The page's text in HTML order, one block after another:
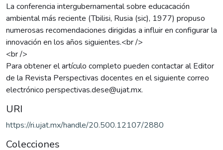
La conferencia intergubernamental sobre educacación
ambiental más reciente (Tbilisi, Rusia (sic), 1977) propuso
numerosas recomendaciones dirigidas a influir en configurar la
innovación en los años siguientes.<br />
<br />
Para obtener el artículo completo pueden contactar al Editor
de la Revista Perspectivas docentes en el siguiente correo
electrónico perspectivas.dese@ujat.mx.
URI
https://ri.ujat.mx/handle/20.500.12107/2880
Colecciones